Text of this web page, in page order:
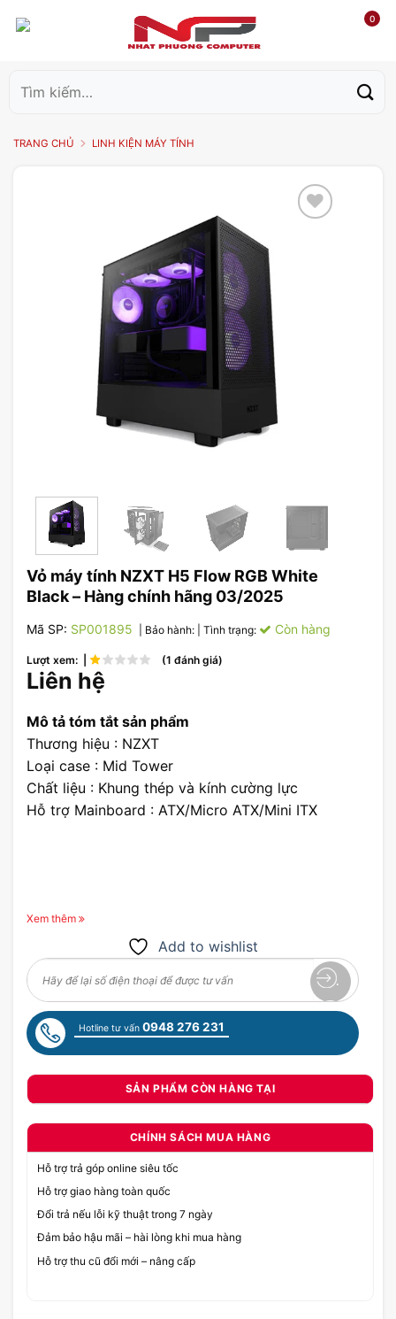
0
kiếm:
TRANG CHỦ LINH KIỆN MÁY TÍNH
Vỏ máy tính NZXT H5 Flow RGB White
Black – Hàng chính hãng 03/2025
Mã SP: SP001895 | Bảo hành: | Tình trạng: Còn hàng
Lượt xem: | (1 đánh giá)
Liên hệ
Mô tả tóm tắt sản phẩm
Thương hiệu : NZXT
Loại case : Mid Tower
Chất liệu : Khung thép và kính cường lực
Hỗ trợ Mainboard : ATX/Micro ATX/Mini ITX
Xem thêm
Add to wishlist
Hotline tư vấn 0948 276 231
SẢN PHẨM CÒN HÀNG TẠI
CHÍNH SÁCH MUA HÀNG
Hỗ trợ trả góp online siêu tốc
Hỗ trợ giao hàng toàn quốc
Đổi trả nếu lỗi kỹ thuật trong 7 ngày
Đảm bảo hậu mãi – hài lòng khi mua hàng
Hỗ trợ thu cũ đổi mới – nâng cấp